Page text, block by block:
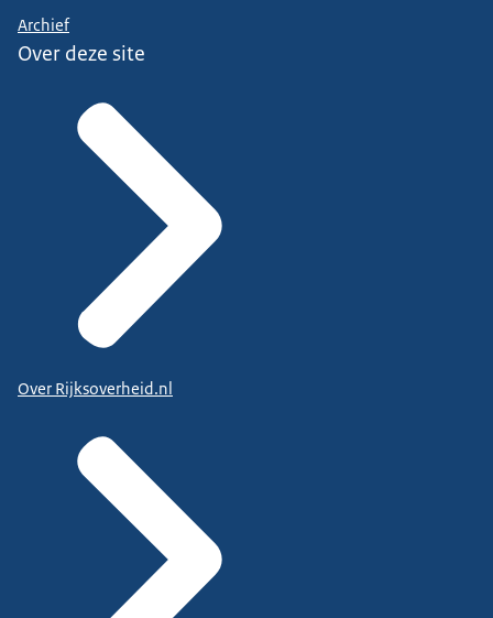
Archief
Over deze site
Over Rijksoverheid.nl